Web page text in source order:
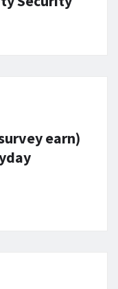
earn)